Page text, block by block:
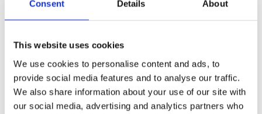
Consent Details About
This website uses cookies
We use cookies to personalise content and ads, to
provide social media features and to analyse our traffic.
We also share information about your use of our site with
our social media, advertising and analytics partners who